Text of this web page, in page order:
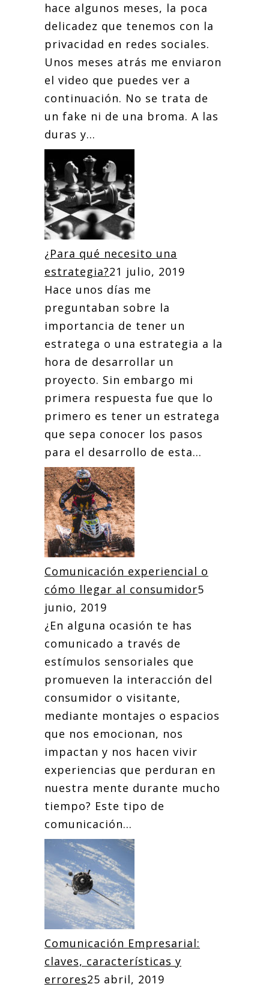
hace algunos meses, la poca
delicadez que tenemos con la
privacidad en redes sociales.
Unos meses atrás me enviaron
el video que puedes ver a
continuación. No se trata de
un fake ni de una broma. A las
duras y...
¿Para qué necesito una
estrategia?21 julio, 2019
Hace unos días me
preguntaban sobre la
importancia de tener un
estratega o una estrategia a la
hora de desarrollar un
proyecto. Sin embargo mi
primera respuesta fue que lo
primero es tener un estratega
que sepa conocer los pasos
para el desarrollo de esta...
Comunicación experiencial o
cómo llegar al consumidor5
junio, 2019
¿En alguna ocasión te has
comunicado a través de
estímulos sensoriales que
promueven la interacción del
consumidor o visitante,
mediante montajes o espacios
que nos emocionan, nos
impactan y nos hacen vivir
experiencias que perduran en
nuestra mente durante mucho
tiempo? Este tipo de
comunicación...
Comunicación Empresarial:
claves, características y
errores25 abril, 2019